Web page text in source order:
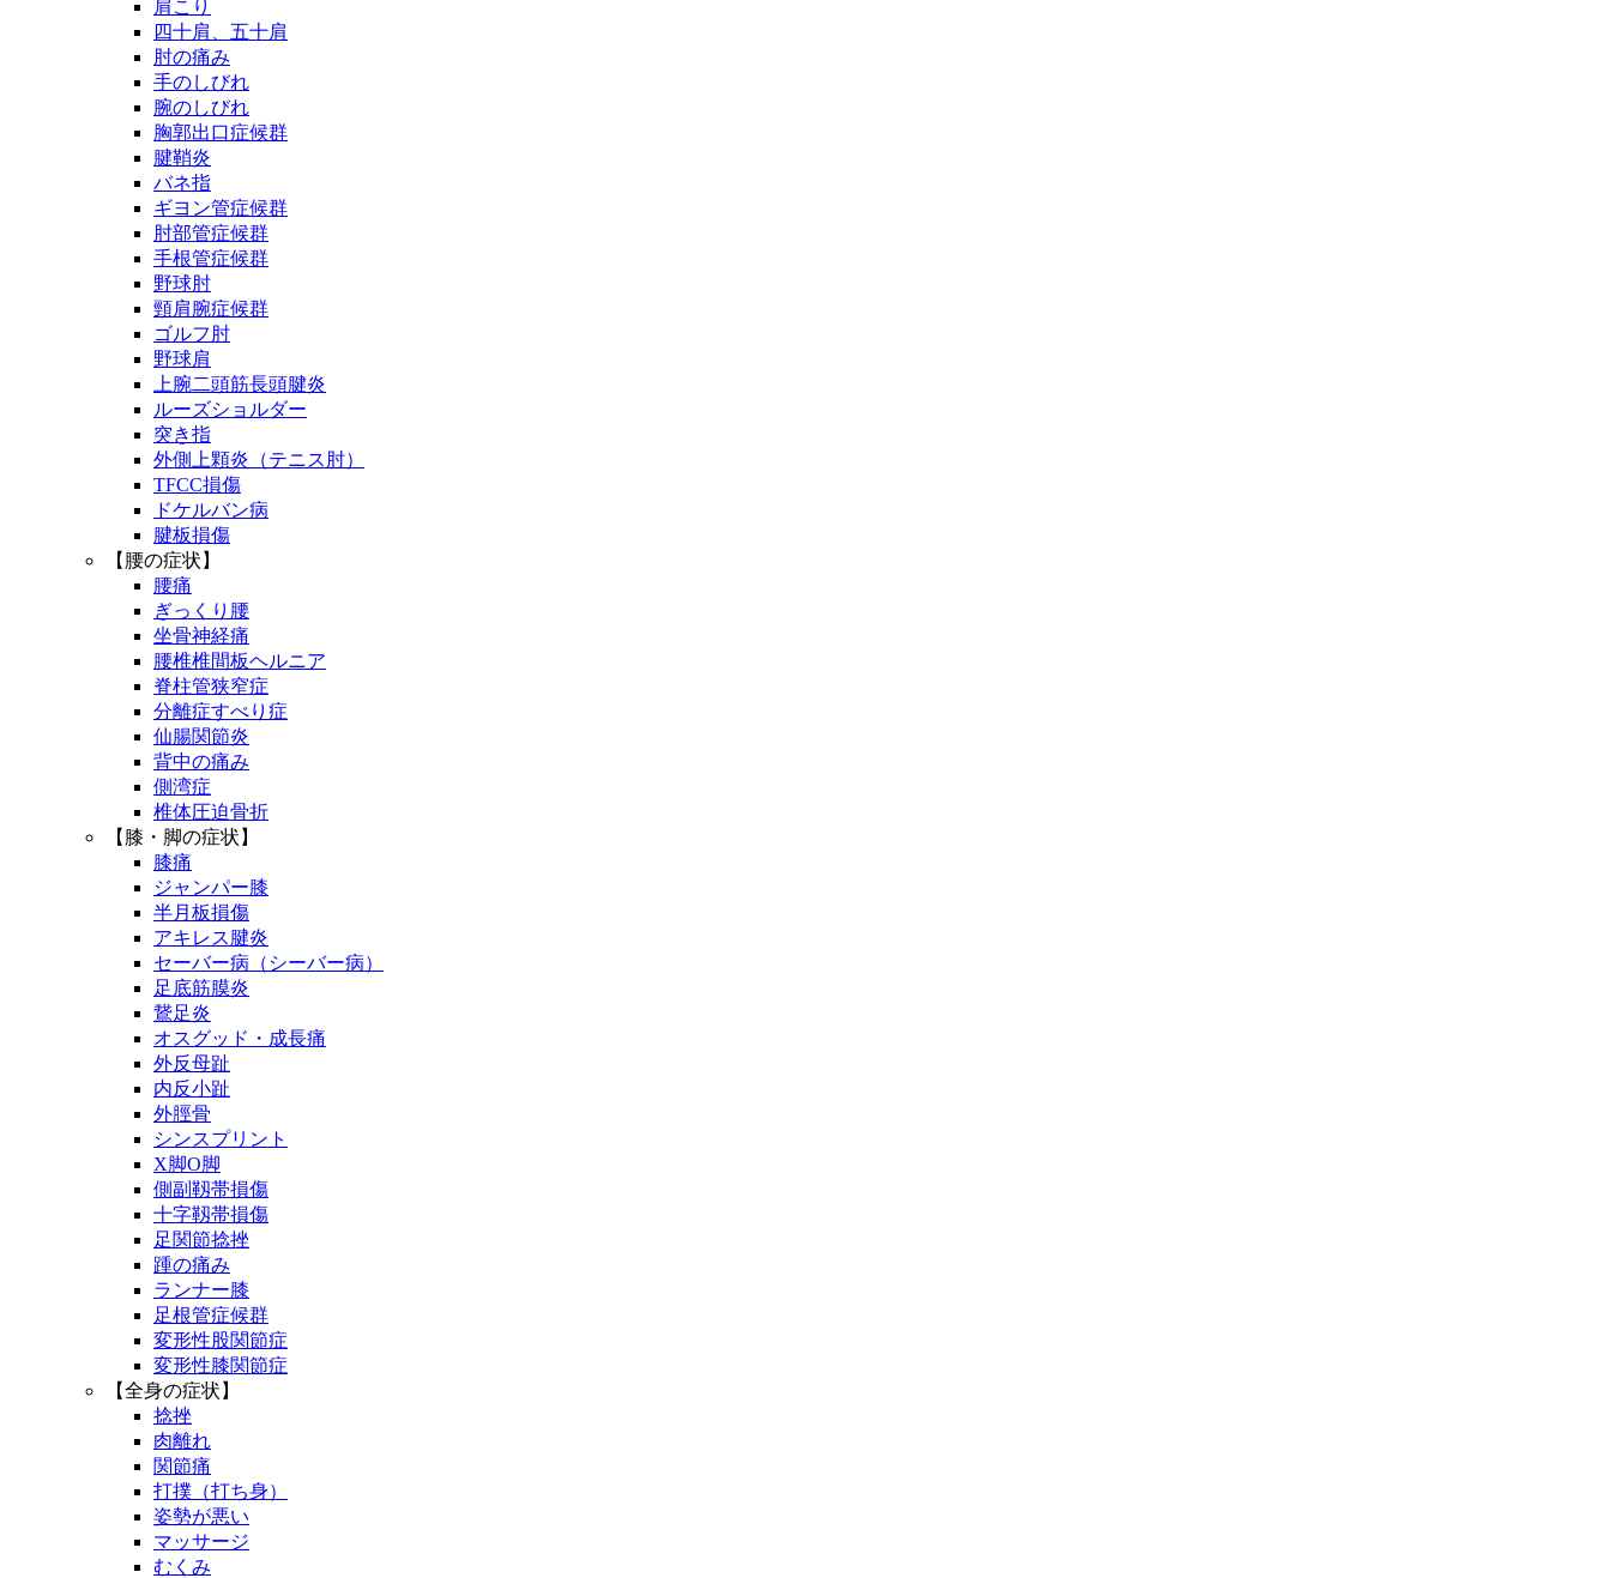
肩こり
四十肩、五十肩
肘の痛み
手のしびれ
腕のしびれ
胸郭出口症候群
腱鞘炎
バネ指
ギヨン管症候群
肘部管症候群
手根管症候群
野球肘
頸肩腕症候群
ゴルフ肘
野球肩
上腕二頭筋長頭腱炎
ルーズショルダー
突き指
外側上顆炎（テニス肘）
TFCC損傷
ドケルバン病
腱板損傷
【腰の症状】
腰痛
ぎっくり腰
坐骨神経痛
腰椎椎間板ヘルニア
脊柱管狭窄症
分離症すべり症
仙腸関節炎
背中の痛み
側湾症
椎体圧迫骨折
【膝・脚の症状】
膝痛
ジャンパー膝
半月板損傷
アキレス腱炎
セーバー病（シーバー病）
足底筋膜炎
鵞足炎
オスグッド・成長痛
外反母趾
内反小趾
外脛骨
シンスプリント
X脚O脚
側副靱帯損傷
十字靱帯損傷
足関節捻挫
踵の痛み
ランナー膝
足根管症候群
変形性股関節症
変形性膝関節症
【全身の症状】
捻挫
肉離れ
関節痛
打撲（打ち身）
姿勢が悪い
マッサージ
むくみ